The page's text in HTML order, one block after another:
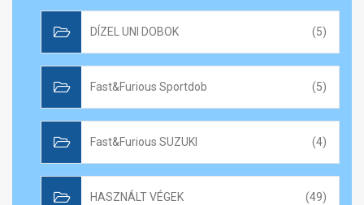
DÍZEL UNI DOBOK (5)
Fast&Furious Sportdob (5)
Fast&Furious SUZUKI (4)
HASZNÁLT VÉGEK (49)